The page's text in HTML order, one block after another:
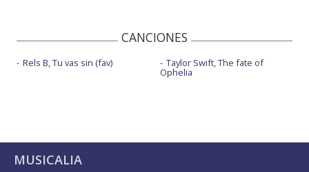
CANCIONES
Rels B, Tu vas sin (fav) Taylor Swift, The fate of
Ophelia
MUSICALIA